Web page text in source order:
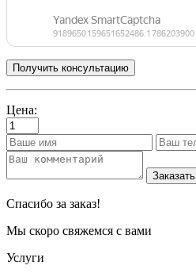
Цена:
Заказать
Спасибо за заказ!
Мы скоро свяжемся с вами
Услуги